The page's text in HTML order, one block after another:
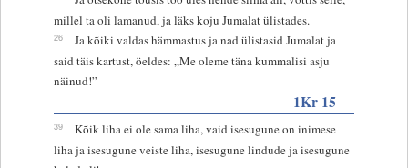
millel ta oli lamanud, ja läks koju Jumalat ülistades.
26
Ja kõiki valdas hämmastus ja nad ülistasid Jumalat ja
said täis kartust, öeldes: „Me oleme täna kummalisi asju
näinud!”
1Kr 15
39
Kõik liha ei ole sama liha, vaid isesugune on inimese
liha ja isesugune veiste liha, isesugune lindude ja isesugune